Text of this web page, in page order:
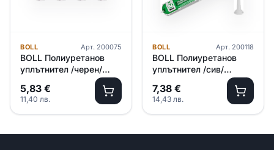
BOLL Арт. 200075
BOLL Полиуретанов
уплътнител /черен/
5,83 €
11,40 лв.
BOLL Арт. 200118
BOLL Полиуретанов
уплътнител /сив/
7,38 €
14,43 лв.